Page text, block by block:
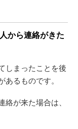
から連絡がきた
しまったことを後
るものです。
が来た場合は、